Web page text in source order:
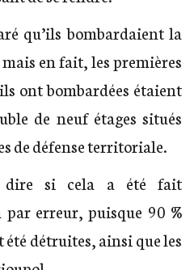
qu’ils bombardaient la
en fait, les premières
ont bombardées étaient
de neuf étages situés
de défense territoriale.
dire si cela a été fait
erreur, puisque 90 %
été détruites, ainsi que les